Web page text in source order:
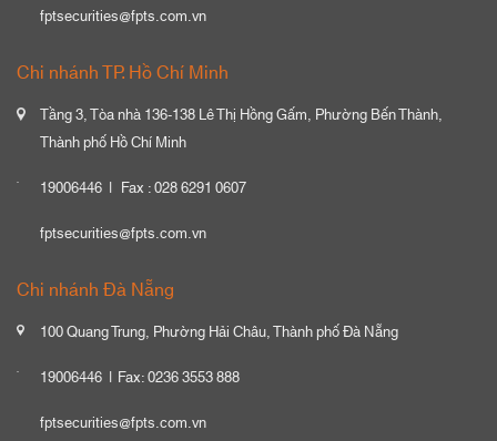
fptsecurities@fpts.com.vn
Chi nhánh TP. Hồ Chí Minh
Tầng 3, Tòa nhà 136-138 Lê Thị Hồng Gấm, Phường Bến Thành,
Thành phố Hồ Chí Minh
19006446
Fax : 028 6291 0607
fptsecurities@fpts.com.vn
Chi nhánh Đà Nẵng
100 Quang Trung, Phường Hải Châu, Thành phố Đà Nẵng
19006446
Fax: 0236 3553 888
fptsecurities@fpts.com.vn